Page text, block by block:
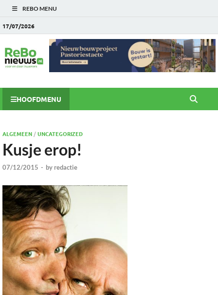
REBO MENU
17/07/2026
HOOFDMENU
ALGEMEEN/UNCATEGORIZED
Kusje erop!
07/12/2015 - by redactie